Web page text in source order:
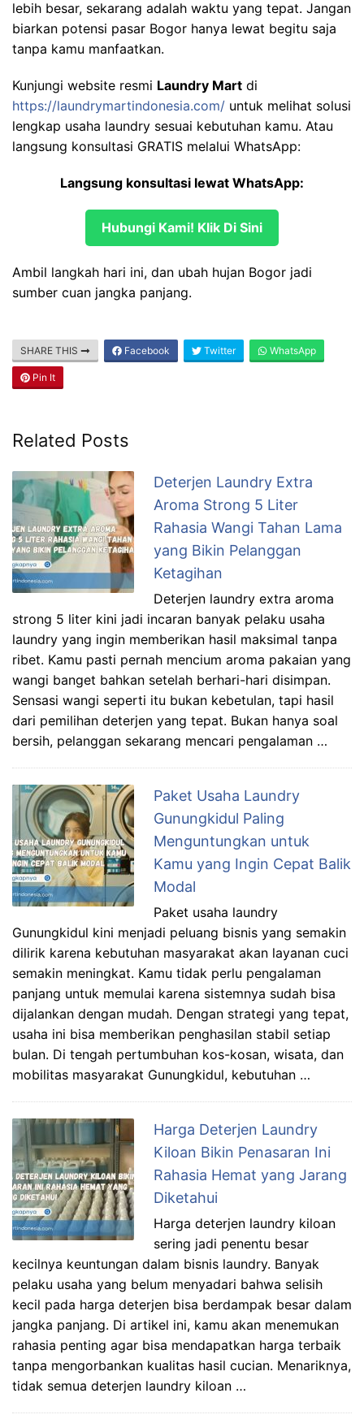
lebih besar, sekarang adalah waktu yang tepat. Jangan
biarkan potensi pasar Bogor hanya lewat begitu saja
tanpa kamu manfaatkan.
Kunjungi website resmi Laundry Mart di
https://laundrymartindonesia.com/ untuk melihat solusi
lengkap usaha laundry sesuai kebutuhan kamu. Atau
langsung konsultasi GRATIS melalui WhatsApp:
Langsung konsultasi lewat WhatsApp:
Hubungi Kami! Klik Di Sini
Ambil langkah hari ini, dan ubah hujan Bogor jadi
sumber cuan jangka panjang.
SHARE THIS Facebook Twitter WhatsApp
Pin It
Related Posts
Deterjen Laundry Extra
Aroma Strong 5 Liter
Rahasia Wangi Tahan Lama
yang Bikin Pelanggan
Ketagihan
Deterjen laundry extra aroma
strong 5 liter kini jadi incaran banyak pelaku usaha
laundry yang ingin memberikan hasil maksimal tanpa
ribet. Kamu pasti pernah mencium aroma pakaian yang
wangi banget bahkan setelah berhari-hari disimpan.
Sensasi wangi seperti itu bukan kebetulan, tapi hasil
dari pemilihan deterjen yang tepat. Bukan hanya soal
bersih, pelanggan sekarang mencari pengalaman …
Paket Usaha Laundry
Gunungkidul Paling
Menguntungkan untuk
Kamu yang Ingin Cepat Balik
Modal
Paket usaha laundry
Gunungkidul kini menjadi peluang bisnis yang semakin
dilirik karena kebutuhan masyarakat akan layanan cuci
semakin meningkat. Kamu tidak perlu pengalaman
panjang untuk memulai karena sistemnya sudah bisa
dijalankan dengan mudah. Dengan strategi yang tepat,
usaha ini bisa memberikan penghasilan stabil setiap
bulan. Di tengah pertumbuhan kos-kosan, wisata, dan
mobilitas masyarakat Gunungkidul, kebutuhan …
Harga Deterjen Laundry
Kiloan Bikin Penasaran Ini
Rahasia Hemat yang Jarang
Diketahui
Harga deterjen laundry kiloan
sering jadi penentu besar
kecilnya keuntungan dalam bisnis laundry. Banyak
pelaku usaha yang belum menyadari bahwa selisih
kecil pada harga deterjen bisa berdampak besar dalam
jangka panjang. Di artikel ini, kamu akan menemukan
rahasia penting agar bisa mendapatkan harga terbaik
tanpa mengorbankan kualitas hasil cucian. Menariknya,
tidak semua deterjen laundry kiloan …